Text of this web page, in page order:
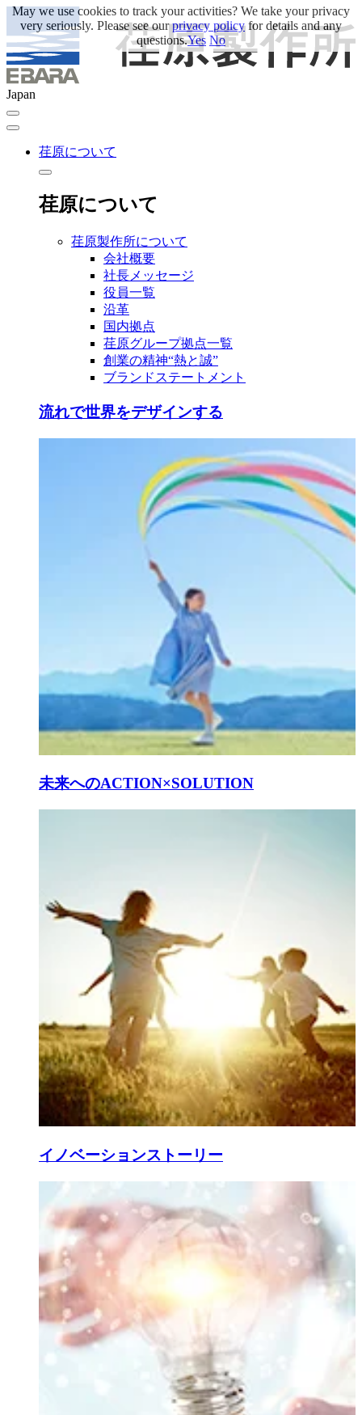
Japan
荏原について
荏原について
荏原製作所について
会社概要
社長メッセージ
役員一覧
沿革
国内拠点
荏原グループ拠点一覧
創業の精神“熱と誠”
ブランドステートメント
流れで世界をデザインする
未来へのACTION×SOLUTION
イノベーションストーリー
May we use cookies to track your activities? We take your privacy
very seriously. Please see ourprivacy policyfor details and any
questions.Yes No